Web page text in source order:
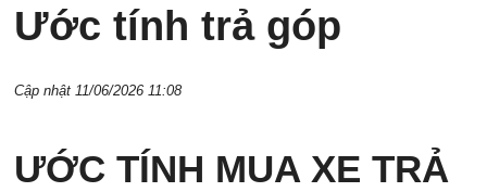
Ước tính trả góp
Cập nhật 11/06/2026 11:08
ƯỚC TÍNH MUA XE TRẢ